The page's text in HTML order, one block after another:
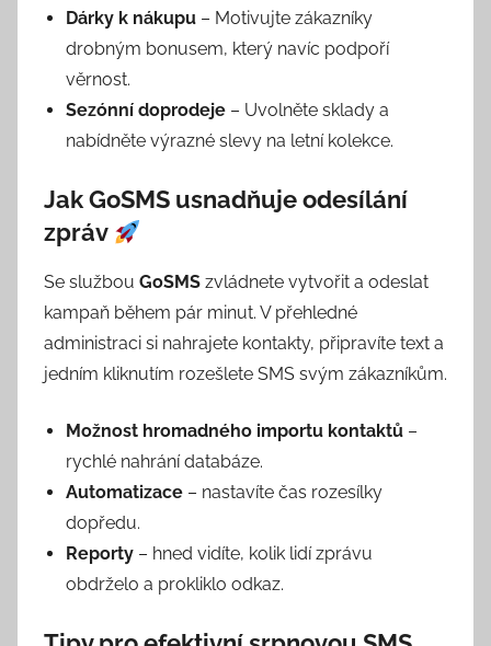
Dárky k nákupu – Motivujte zákazníky
drobným bonusem, který navíc podpoří
věrnost.
Sezónní doprodeje – Uvolněte sklady a
nabídněte výrazné slevy na letní kolekce.
Jak GoSMS usnadňuje odesílání
zpráv
Se službou GoSMS zvládnete vytvořit a odeslat
kampaň během pár minut. V přehledné
administraci si nahrajete kontakty, připravíte text a
jedním kliknutím rozešlete SMS svým zákazníkům.
Možnost hromadného importu kontaktů –
rychlé nahrání databáze.
Automatizace – nastavíte čas rozesílky
dopředu.
Reporty – hned vidíte, kolik lidí zprávu
obdrželo a prokliklo odkaz.